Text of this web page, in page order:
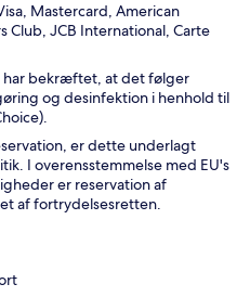
Mastercard, American
Club, JCB International, Carte
har bekræftet, at det følger
og desinfektion i henhold til
er dette underlagt
I overensstemmelse med EU's
er reservation af
af fortrydelsesretten.